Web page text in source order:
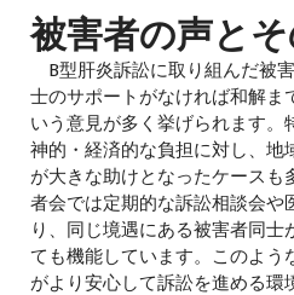
被害者の声と
B型肝炎訴訟に取り組んだ被
士のサポートがなければ和解ま
いう意見が多く挙げられます。
神的・経済的な負担に対し、地
が大きな助けとなったケースも
者会では定期的な訴訟相談会や
り、同じ境遇にある被害者同士
ても機能しています。このよう
がより安心して訴訟を進める環